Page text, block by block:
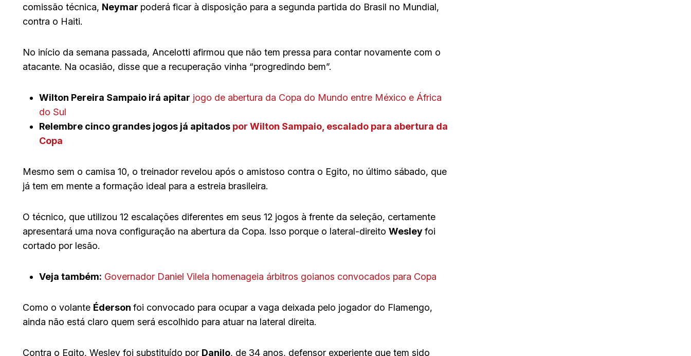
comissão técnica, Neymar poderá ficar à disposição para a segunda partida do Brasil no Mundial,
contra o Haiti.
No início da semana passada, Ancelotti afirmou que não tem pressa para contar novamente com o
atacante. Na ocasião, disse que a recuperação vinha “progredindo bem”.
Wilton Pereira Sampaio irá apitar jogo de abertura da Copa do Mundo entre México e África
do Sul
Relembre cinco grandes jogos já apitados por Wilton Sampaio, escalado para abertura da
Copa
Mesmo sem o camisa 10, o treinador revelou após o amistoso contra o Egito, no último sábado, que
já tem em mente a formação ideal para a estreia brasileira.
O técnico, que utilizou 12 escalações diferentes em seus 12 jogos à frente da seleção, certamente
apresentará uma nova configuração na abertura da Copa. Isso porque o lateral-direito Wesleyfoi
cortado por lesão.
Veja também: Governador Daniel Vilela homenageia árbitros goianos convocados para Copa
Como o volante Éderson foi convocado para ocupar a vaga deixada pelo jogador do Flamengo,
ainda não está claro quem será escolhido para atuar na lateral direita.
Contra o Egito, Wesley foi substituído por Danilo, de 34 anos, defensor experiente que tem sido